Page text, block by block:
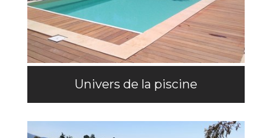
Univers de la piscine